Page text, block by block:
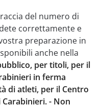
del numero di
correttamente e
preparazione in
anche nella
per titoli, per il
in ferma
di atleti, per il Centro
- Non